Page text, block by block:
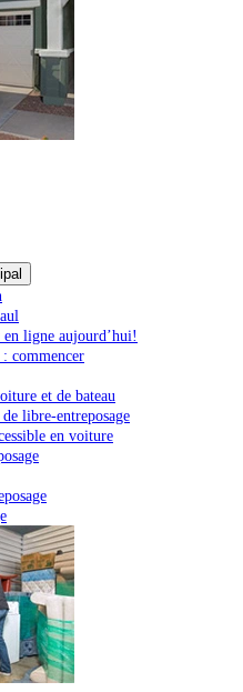
en ligne aujourd’hui!
commencer
et de bateau
libre-entreposage
en voiture